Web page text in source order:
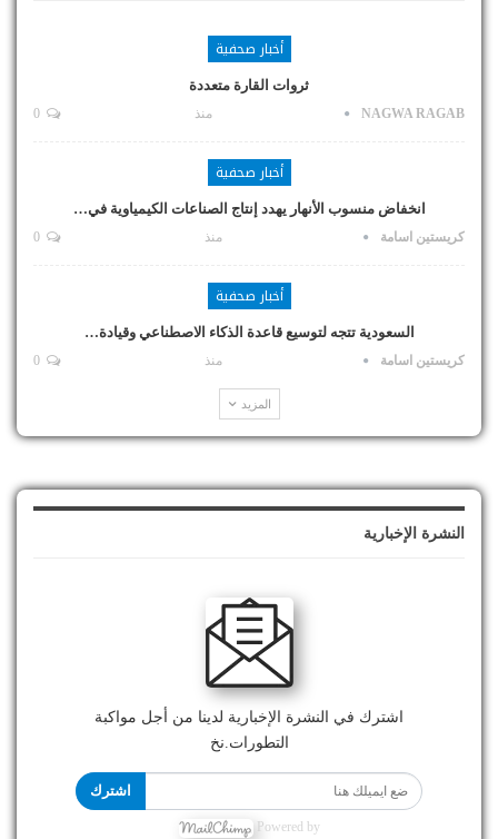
أخبار صحفية
ثروات القارة متعددة
NAGWA RAGAB منذ
أخبار صحفية
انخفاض منسوب الأنهار يهدد إنتاج الصناعات الكيمياوية في…
كريستين اسامة منذ
أخبار صحفية
السعودية تتجه لتوسيع قاعدة الذكاء الاصطناعي وقيادة…
كريستين اسامة منذ
المزيد
النشرة الإخبارية
اشترك في النشرة الإخبارية لدينا من أجل مواكبة
التطورات.نخ
اشترك
Powered by